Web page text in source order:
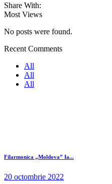
Share With:
Most Views
No posts were found.
Recent Comments
All
All
All
Filarmonica „Moldova” Ia...
20 octombrie 2022